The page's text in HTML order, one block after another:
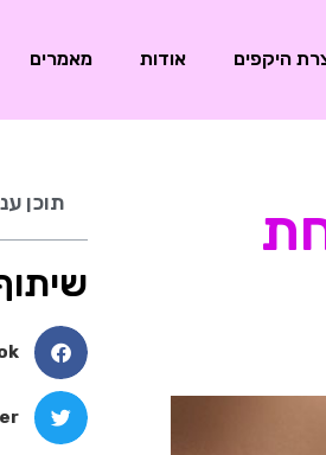
היקפים אודות מאמרים
תוכן